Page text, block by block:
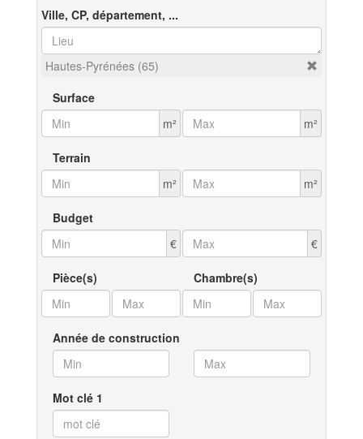
Ville, CP, département, ...
Hautes-Pyrénées (65)
Surface
m²
m²
Terrain
m²
m²
Budget
€
€
Pièce(s) Chambre(s)
Année de construction
Mot clé 1